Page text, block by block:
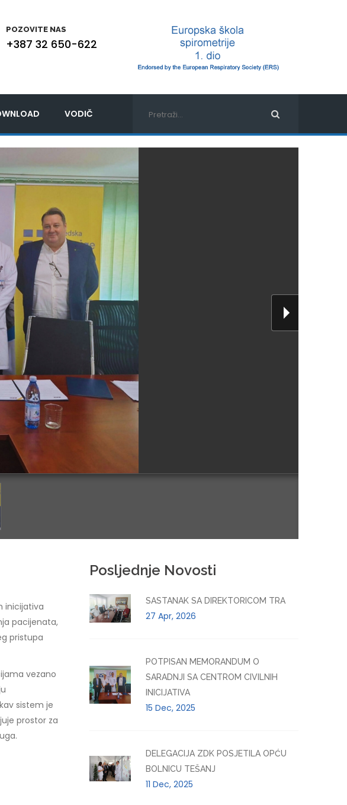
POZOVITE NAS
+387 32 650-622
VODIČ
inicijativa
pacijenata,
pristupa
vezano
sistem je
prostor za
Posljednje Novosti
SASTANAK SA DIREKTORICOM TRA
27 Apr, 2026
POTPISAN MEMORANDUM O
SARADNJI SA CENTROM CIVILNIH
INICIJATIVA
15 Dec, 2025
DELEGACIJA ZDK POSJETILA OPĆU
BOLNICU TEŠANJ
11 Dec, 2025